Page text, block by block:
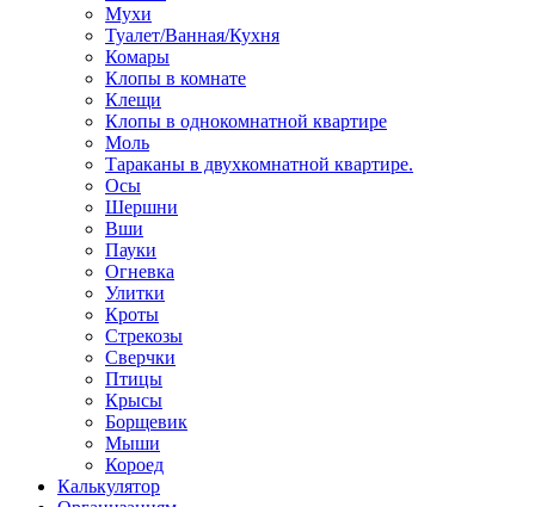
Мухи
Туалет/Ванная/Кухня
Комары
Клопы в комнате
Клещи
Клопы в однокомнатной квартире
Моль
Тараканы в двухкомнатной квартире.
Осы
Шершни
Вши
Пауки
Огневка
Улитки
Кроты
Стрекозы
Сверчки
Птицы
Крысы
Борщевик
Мыши
Короед
Калькулятор